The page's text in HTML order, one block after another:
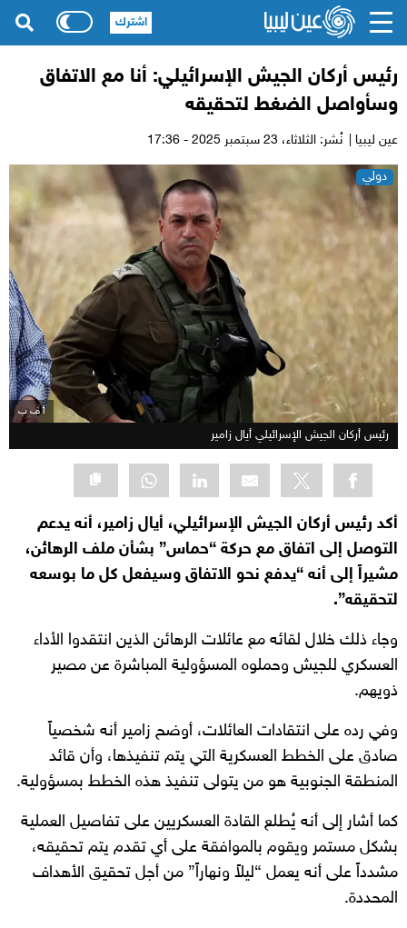
رئيس أركان الجيش الإسرائيلي: أنا مع الاتفاق
وسأواصل الضغط لتحقيقه
عين ليبيا | نُشر: الثلاثاء،
دولي
أ ف ب
رئيس أركان الجيش الإسرائيلي أيال زامير
أكد رئيس أركان الجيش الإسرائيلي، أيال زامير، أنه يدعم
التوصل إلى اتفاق مع حركة “حماس” بشأن ملف الرهائن،
مشيراً إلى أنه “يدفع نحو الاتفاق وسيفعل كل ما بوسعه
لتحقيقه”.
وجاء ذلك خلال لقائه مع عائلات الرهائن الذين انتقدوا الأداء
العسكري للجيش وحملوه المسؤولية المباشرة عن مصير
ذويهم.
وفي رده على انتقادات العائلات، أوضح زامير أنه شخصياً
صادق على الخطط العسكرية التي يتم تنفيذها، وأن قائد
المنطقة الجنوبية هو من يتولى تنفيذ هذه الخطط بمسؤولية.
كما أشار إلى أنه يُطلع القادة العسكريين على تفاصيل العملية
بشكل مستمر ويقوم بالموافقة على أي تقدم يتم تحقيقه،
مشدداً على أنه يعمل “ليلاً ونهاراً” من أجل تحقيق الأهداف
المحددة.
اشترك